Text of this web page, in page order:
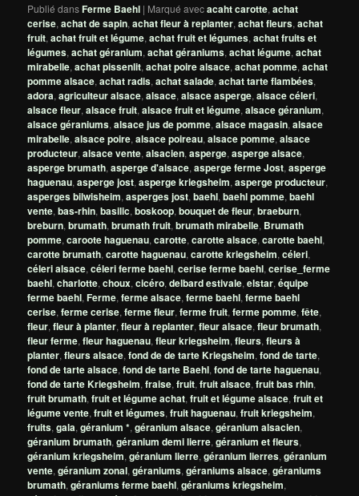
Publié dansFerme Baehl | Marqué avecacaht carotte,achat
cerise,achat de sapin,achat fleur à replanter,achat fleurs,achat
fruit,achat fruit et légume,achat fruit et légumes,achat fruits et
légumes,achat géranium,achat géraniums,achat légume,achat
mirabelle,achat pissenlit,achat poire alsace,achat pomme,achat
pomme alsace,achat radis,achat salade,achat tarte flambées,
adora,agriculteur alsace,alsace,alsace asperge,alsace céleri,
alsace fleur,alsace fruit,alsace fruit et légume,alsace géranium,
alsace géraniums,alsace jus de pomme,alsace magasin,alsace
mirabelle,alsace poire,alsace poireau,alsace pomme,alsace
producteur,alsace vente,alsacien,asperge,asperge alsace,
asperge brumath,asperge d'alsace,asperge ferme Jost,asperge
haguenau,asperge jost,asperge kriegsheim,asperge producteur,
asperges bilwisheim,asperges jost,baehl,baehl pomme,baehl
vente,bas-rhin,basilic,boskoop,bouquet de fleur,braeburn,
breburn,brumath,brumath fruit,brumath mirabelle, Brumath
pomme,caroote haguenau,carotte,carotte alsace,carotte baehl,
carotte brumath,carotte haguenau,carotte kriegsheim,céleri,
céleri alsace,céleri ferme baehl,cerise ferme baehl,cerise_ferme
baehl,charlotte,choux,cicéro,delbard estivale,elstar,équipe
ferme baehl,Ferme,ferme alsace,ferme baehl,ferme baehl
cerise,ferme cerise,ferme fleur,ferme fruit,ferme pomme,fête,
fleur,fleur à planter,fleur à replanter,fleur alsace,fleur brumath,
fleur ferme,fleur haguenau,fleur kriegsheim,fleurs,fleurs à
planter,fleurs alsace,fond de de tarte Kriegsheim,fond de tarte,
fond de tarte alsace,fond de tarte Baehl,fond de tarte haguenau,
fond de tarte Kriegsheim,fraise,fruit,fruit alsace,fruit bas rhin,
fruit brumath,fruit et légume achat,fruit et légume alsace,fruit et
légume vente,fruit et légumes,fruit haguenau,fruit kriegsheim,
fruits,gala,géranium *,géranium alsace,géranium alsacien,
géranium brumath,géranium demi lierre,géranium et fleurs,
géranium kriegsheim,géranium lierre,géranium lierres,géranium
vente,géranium zonal,géraniums,géraniums alsace,géraniums
brumath,géraniums ferme baehl,géraniums kriegsheim,